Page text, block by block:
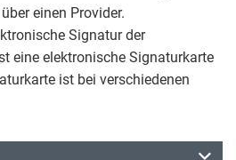
einen Provider.
Signatur der
eine elektronische Signaturkarte
ist bei verschiedenen